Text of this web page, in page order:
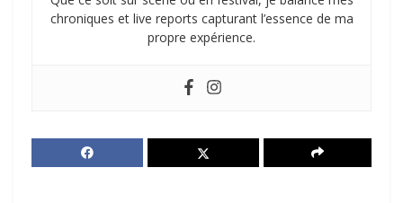
chroniques et live reports capturant l’essence de ma
propre expérience.